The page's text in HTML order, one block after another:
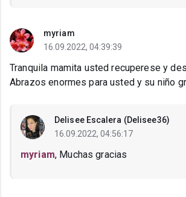
myriam
16.09.2022, 04:39:39
Tranquila mamita usted recuperese y
Abrazos enormes para usted y su niño
Delisee Escalera (Delisee36)
16.09.2022, 04:56:17
myriam, Muchas gracias